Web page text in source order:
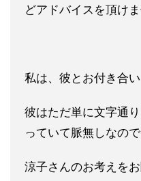
どアドバイスを頂け
私は、彼とお付き合
彼はただ単に文字通
っていて脈無しなの
涼子さんのお考えをお